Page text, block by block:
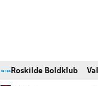
Roskilde Boldklub